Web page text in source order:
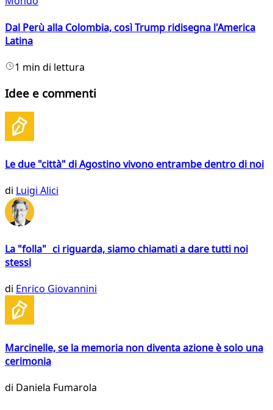
Dal Perù alla Colombia, così Trump ridisegna l'America
Latina
1 min di lettura
Idee e commenti
Le due "città" di Agostino vivono entrambe dentro di noi
di Luigi Alici
La "folla" ci riguarda, siamo chiamati a dare tutti noi
stessi
di Enrico Giovannini
Marcinelle, se la memoria non diventa azione è solo una
cerimonia
di Daniela Fumarola